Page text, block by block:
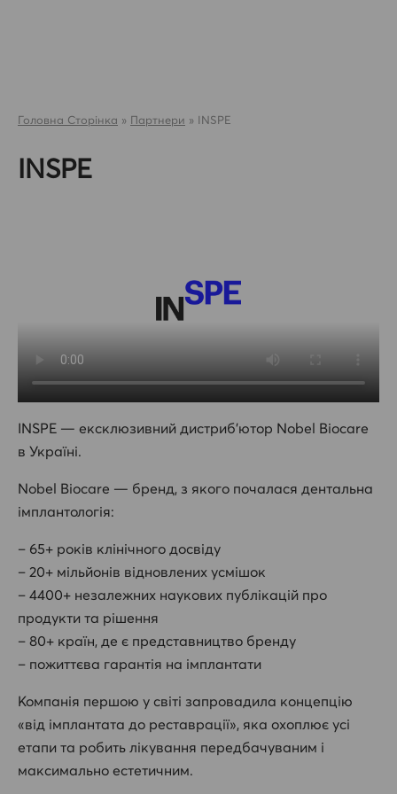
Головна Сторінка » Партнери » INSPE
INSPE
INSPE — ексклюзивний дистриб’ютор Nobel Biocare
в Україні.
Nobel Biocare — бренд, з якого почалася дентальна
імплантологія:
– 65+ років клінічного досвіду
– 20+ мільйонів відновлених усмішок
– 4400+ незалежних наукових публікацій про
продукти та рішення
– 80+ країн, де є представництво бренду
– пожиттєва гарантія на імплантати
Компанія першою у світі запровадила концепцію
«від імплантата до реставрації», яка охоплює усі
етапи та робить лікування передбачуваним і
максимально естетичним.